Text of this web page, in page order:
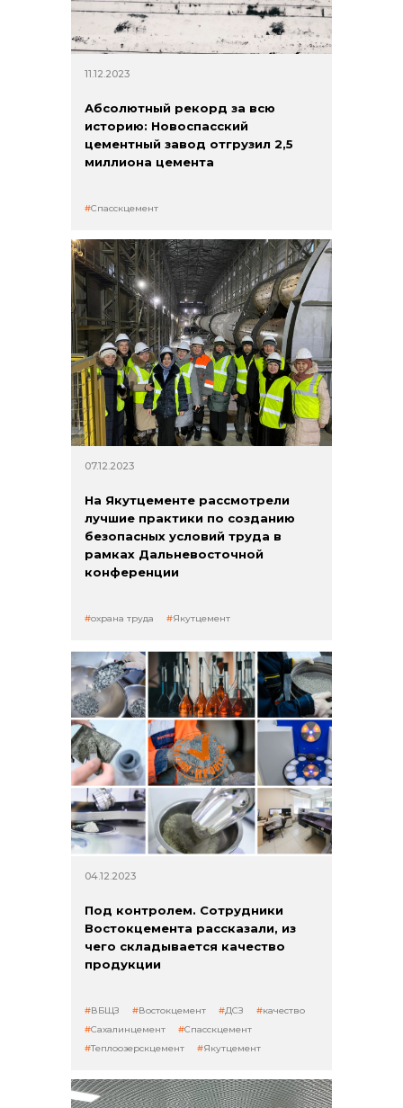
11.12.2023
Абсолютный рекорд за всю
историю: Новоспасский
цементный завод отгрузил 2,5
миллиона цемента
Спасскцемент
07.12.2023
На Якутцементе рассмотрели
лучшие практики по созданию
безопасных условий труда в
рамках Дальневосточной
конференции
охрана труда Якутцемент
04.12.2023
Под контролем. Сотрудники
Востокцемента рассказали, из
чего складывается качество
продукции
ВБЩЗ Востокцемент ДСЗ
качество
Сахалинцемент
Спасскцемент
Теплоозерскцемент
Якутцемент